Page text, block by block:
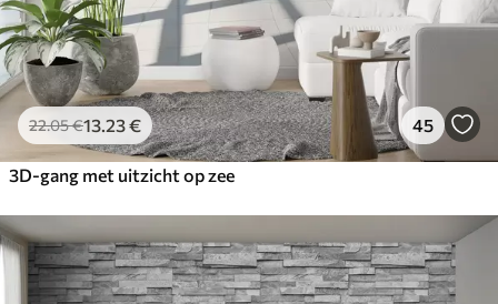
22.05€13.23€ 45
3D-gang met uitzicht op zee